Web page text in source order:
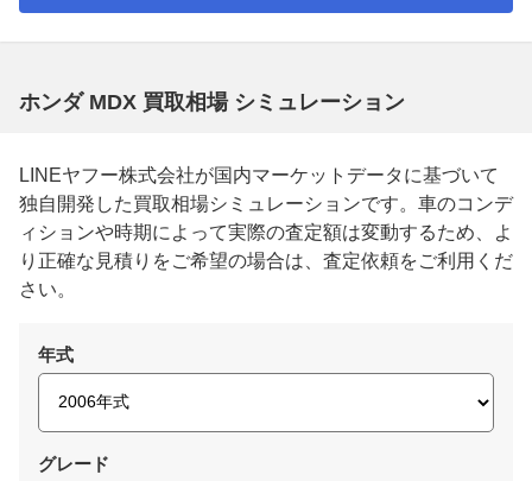
ホンダ MDX 買取相場 シミュレーション
LINEヤフー株式会社が国内マーケットデータに基づいて
独自開発した買取相場シミュレーションです。車のコンデ
ィションや時期によって実際の査定額は変動するため、よ
り正確な見積りをご希望の場合は、査定依頼をご利用くだ
さい。
年式
グレード